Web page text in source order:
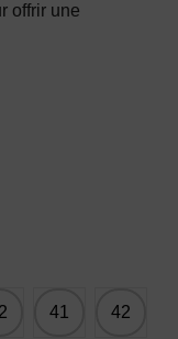
offrir une
41 42